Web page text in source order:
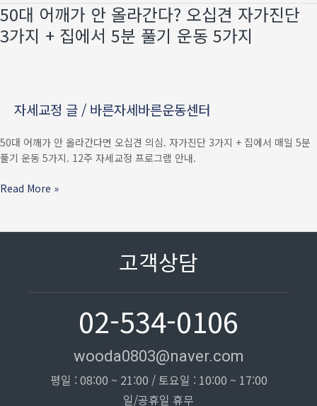
50대 어깨가 안 올라간다? 오십견 자가진단
3가지 + 집에서 5분 풀기 운동 5가지
자세교정 글 / 바른자세바른운동센터
50대 어깨가 안 올라간다면 오십견 의심. 자가진단 3가지 + 집에서 매일 5분
풀기 운동 5가지. 12주 자세교정 프로그램 안내.
50대
어깨가
안
3가지
집에서
5분
풀기
운동
5가지
Read More »
고객상담
02-534-0106
wooda0803@naver.com
평일 : 08:00 ~ 21:00 / 토요일 : 10:00 ~ 17:00
일/공휴일 휴무